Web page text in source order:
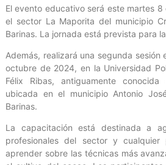
El evento educativo será este martes
el sector La Maporita del municipio
Barinas. La jornada está prevista para
Además, realizará una segunda sesión
octubre de 2024, en la Universidad
Félix Ribas, antiguamente conocida
ubicada en el municipio Antonio
Barinas.
La capacitación está destinada a
profesionales del sector y cualquier
aprender sobre las técnicas más